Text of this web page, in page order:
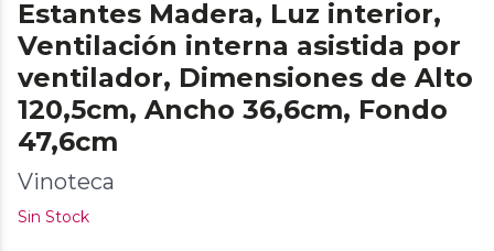
Estantes Madera, Luz interior,
Ventilación interna asistida por
ventilador, Dimensiones de Alto
120,5cm, Ancho 36,6cm, Fondo
47,6cm
Vinoteca
Sin Stock